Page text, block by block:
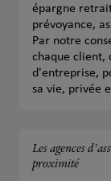
épargne
prévoyance,
Par notre
chaque client,
d'entreprise,
sa vie, privée
Les agences
proximité